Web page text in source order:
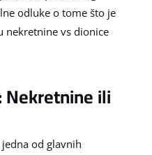
odluke o tome što je
nekretnine vs dionice
Nekretnine ili
od glavnih